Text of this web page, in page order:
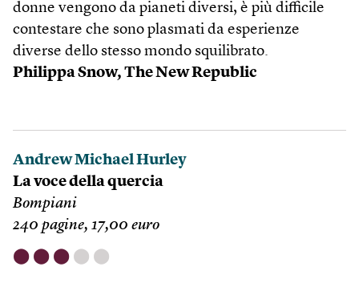
donne vengono da pianeti diversi, è più difficile
contestare che sono plasmati da esperienze
diverse dello stesso mondo squilibrato.
Philippa Snow, The New Republic
Andrew Michael Hurley
La voce della quercia
Bompiani
240 pagine, 17,00 euro
⬤ ⬤ ⬤ ⬤ ⬤